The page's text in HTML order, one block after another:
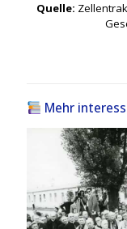
Quelle:
Mehr